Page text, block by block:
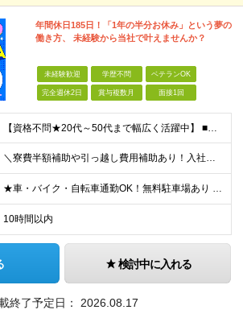
年間休日185日！「1年の半分お休み」という夢の
働き方、 未経験から当社で叶えませんか？
未経験歓迎 学歴不問 ベテランOK
完全週休2日 賞与複数月 面接1回
【資格不問★20代～50代まで幅広く活躍中】 ■未経験・第二新卒OK ■学歴不問 ★こんな方にぴったりの職場です！ ・自分の時間や休日を最優先にして働きたい方 ・年齢を気にせず、新しいことにチャレン
＼寮費半額補助や引っ越し費用補助あり！⼊社祝い⾦50万円⽀給／ ■時給1,400円＋残業代全額＋各種手当 ※残業代は別途全額支給します。 ※試用期間3ヶ月あり。期間中の給与と待遇に差異はありません
★車・バイク・自転車通勤OK！無料駐車場あり ★U・Iターン歓迎！引越し補助・寮完備 ■熊本県菊池郡菊陽町大字原水4000-1 ※(変更の範囲)上記を除く当社関連勤務地
10時間以内
検討中に入れる
終了予定日： 2026.08.17